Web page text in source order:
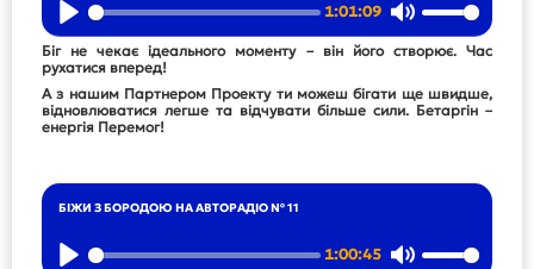
Play
1:01:09
Mute
Біг не чекає ідеального моменту – він його створює. Час
рухатися вперед!
А з нашим Партнером Проекту ти можеш бігати ще швидше,
відновлюватися легше та відчувати більше сили. Бетаргін –
енергія Перемог!
БІЖИ З БОРОДОЮ НА АВТОРАДІО № 11
1:00:45